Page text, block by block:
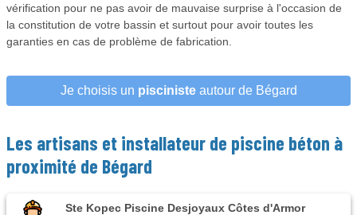
vérification pour ne pas avoir de mauvaise surprise à l'occasion de
la constitution de votre bassin et surtout pour avoir toutes les
garanties en cas de problème de fabrication.
Je choisis un piscinisteautour de Bégard
Les artisans et installateur de piscine béton à
proximité de Bégard
Ste Kopec Piscine Desjoyaux Côtes d'Armor